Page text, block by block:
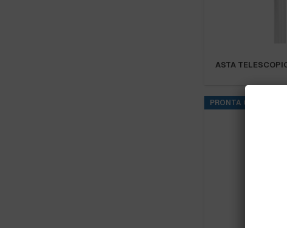
ASTA
PRONTA CONSEGNA